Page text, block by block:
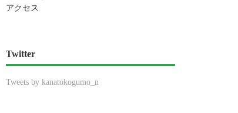
アクセス
Twitter
Tweets by kanatokogumo_n